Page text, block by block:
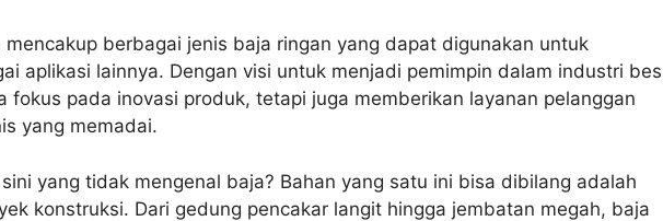
berbagai jenis baja ringan yang dapat digunakan untuk
aplikasi lainnya. Dengan visi untuk menjadi pemimpin dalam industri
fokus pada inovasi produk, tetapi juga memberikan layanan pelanggan
yang memadai.
yang tidak mengenal baja? Bahan yang satu ini bisa dibilang adalah
konstruksi. Dari gedung pencakar langit hingga jembatan megah, baja